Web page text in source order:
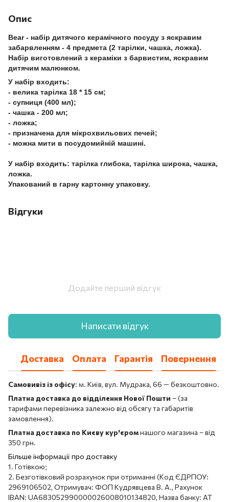
Опис
Bear - набір дитячого керамічного посуду з яскравим
забарвленням - 4 предмета (2 тарілки, чашка, ложка).
Набір виготовлений з кераміки з барвистим, яскравим
дитячим малюнком.
У набір входить:
- велика тарілка 18 * 15 см;
- супниця (400 мл);
- чашка - 200 мл;
- ложка;
- призначена для мікрохвильових печей;
- можна мити в посудомийній машині.
У набір входить: тарілка глибока, тарілка широка, чашка,
ложка.
Упакований в гарну картонну упаковку.
Відгуки
Додайте перший відгук
Написати відгук
Доставка Оплата Гарантія Повернення
Самовивіз із офісу: м. Київ, вул. Мудрака, 66 — безкоштовно.
Платна доставка до відділення Нової Пошти – (за
тарифами перевізника залежно від обсягу та габаритів
замовлення).
Платна доставка по Києву кур'єромнашого магазина – від
350 грн.
Більше інформації про доставку
1. Готівкою;
2. Безготівковий розрахунок при отриманні (Код ЄДРПОУ:
2969106502, Отримувач: ФОП Кудрявцева В. А., Рахунок
IBAN: UA683052990000026008010134820, Назва банку: АТ